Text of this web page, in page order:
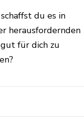
du es in
herausfordernden
für dich zu